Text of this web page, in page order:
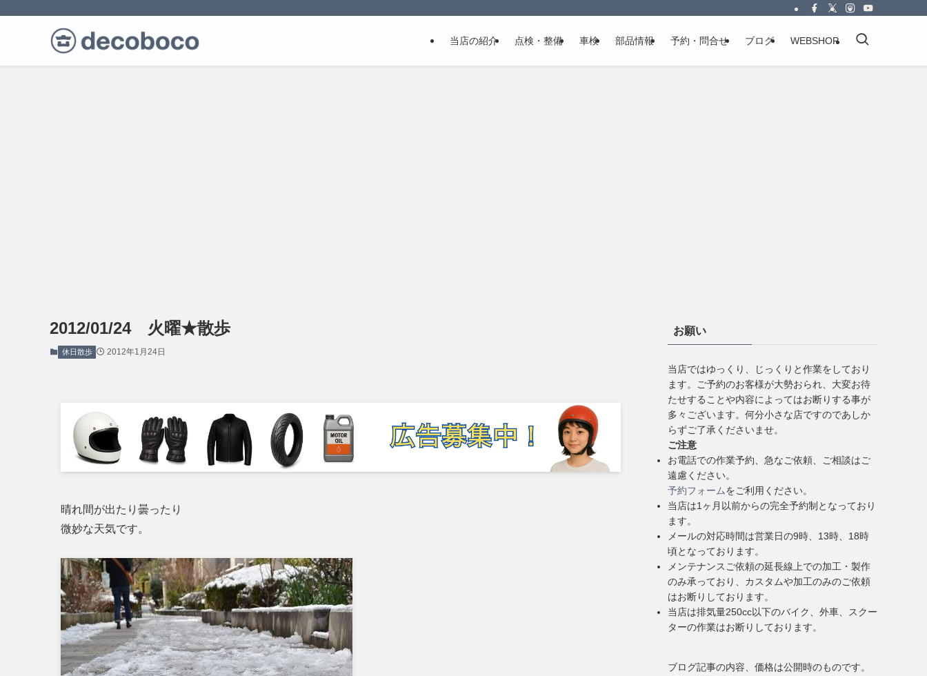
当店の紹介 点検・整備 車検 部品情報 予約・問合せ ブログ WEBSHOP
2012/01/24 火曜★散歩
休日散歩 2012年1月24日
晴れ間が出たり曇ったり
微妙な天気です。
お願い
当店ではゆっくり、じっくりと作業をしており
ます。ご予約のお客様が大勢おられ、大変お待
たせすることや内容によってはお断りする事が
多々ございます。何分小さな店ですのであしか
らずご了承くださいませ。
ご注意
お電話での作業予約、急なご依頼、ご相談はご
遠慮ください。
予約フォームをご利用ください。
当店は1ヶ月以前からの完全予約制となっており
ます。
メールの対応時間は営業日の9時、13時、18時
頃となっております。
メンテナンスご依頼の延長線上での加工・製作
のみ承っており、カスタムや加工のみのご依頼
はお断りしております。
当店は排気量250cc以下のバイク、外車、スクー
ターの作業はお断りしております。
ブログ記事の内容、価格は公開時のものです。